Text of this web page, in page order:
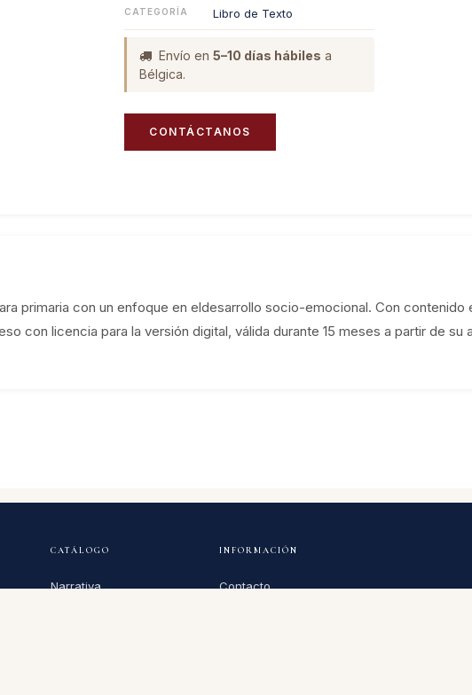
CATEGORÍA Libro de Texto
Envío en 5–10 días hábiles a
Bélgica.
CONTÁCTANOS
primaria con un enfoque en eldesarrollo socio-emocional. Con contenido
con licencia para la versión digital, válida durante 15 meses a partir de su
CATÁLOGO
Narrativa
INFORMACIÓN
Contacto